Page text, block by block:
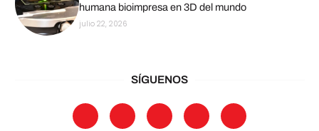
humana bioimpresa en 3D del mundo
julio 22, 2026
SÍGUENOS